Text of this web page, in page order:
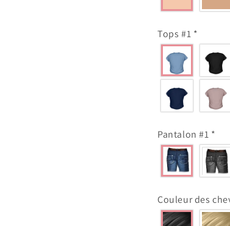
Tops #1 *
Pantalon #1 *
Couleur des